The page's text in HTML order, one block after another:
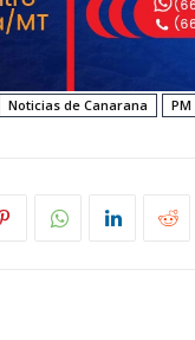
Noticias de Canarana PM